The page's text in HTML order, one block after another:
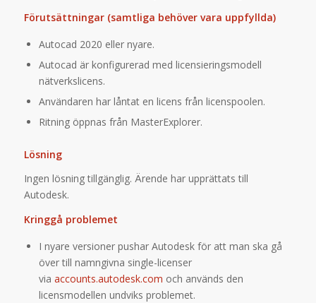
Förutsättningar (samtliga behöver vara uppfyllda)
Autocad 2020 eller nyare.
Autocad är konfigurerad med licensieringsmodell
nätverkslicens.
Användaren har låntat en licens från licenspoolen.
Ritning öppnas från MasterExplorer.
Lösning
Ingen lösning tillgänglig. Ärende har upprättats till
Autodesk.
Kringgå problemet
I nyare versioner pushar Autodesk för att man ska gå
över till namngivna single-licenser
via accounts.autodesk.com och används den
licensmodellen undviks problemet.